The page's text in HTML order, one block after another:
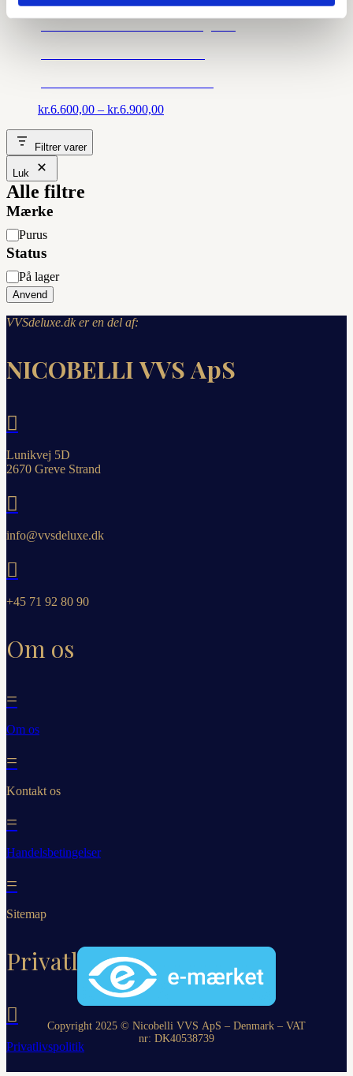
kr.6.600,00 – kr.6.900,00Prisinterval:
Filtrer varer
Luk
Alle filtre
Mærke
Mærke
Purus
Status
Status
På lager
Anvend
VVSdeluxe.dk er en del af:
NICOBELLI VVS ApS

Lunikvej 5D
2670 Greve Strand

info@vvsdeluxe.dk

+45 71 92 80 90
Om os
=
Om os
=
Kontakt os
=
Handelsbetingelser
=
Sitemap
Privatliv

Privatlivspolitik
Copyright 2025 © Nicobelli VVS ApS – Denmark – VAT
nr: DK40538739